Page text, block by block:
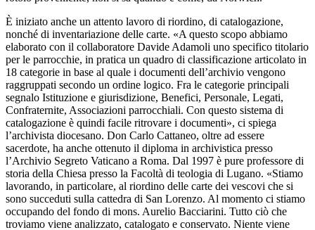
È iniziato anche un attento lavoro di riordino, di catalogazione,
nonché di inventariazione delle carte. «A questo scopo abbiamo
elaborato con il collaboratore Davide Adamoli uno specifico titolario
per le parrocchie, in pratica un quadro di classificazione articolato in
18 categorie in base al quale i documenti dell’archivio vengono
raggruppati secondo un ordine logico. Fra le categorie principali
segnalo Istituzione e giurisdizione, Benefici, Personale, Legati,
Confraternite, Associazioni parrocchiali. Con questo sistema di
catalogazione è quindi facile ritrovare i documenti», ci spiega
l’archivista diocesano. Don Carlo Cattaneo, oltre ad essere
sacerdote, ha anche ottenuto il diploma in archivistica presso
l’Archivio Segreto Vaticano a Roma. Dal 1997 è pure professore di
storia della Chiesa presso la Facoltà di teologia di Lugano. «Stiamo
lavorando, in particolare, al riordino delle carte dei vescovi che si
sono succeduti sulla cattedra di San Lorenzo. Al momento ci stiamo
occupando del fondo di mons. Aurelio Bacciarini. Tutto ciò che
troviamo viene analizzato, catalogato e conservato. Niente viene